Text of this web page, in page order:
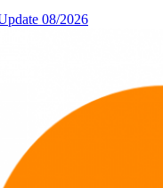
08/2026